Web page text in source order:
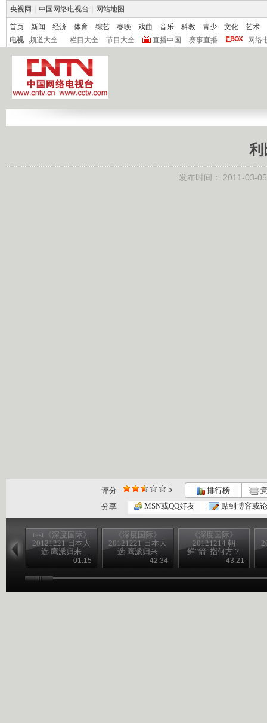
央视网 中国网络电视台 网站地图
首页 新闻 经济 体育 综艺 春晚 戏曲 音乐 科教 青少 文化
艺术
电视
频道大全 栏目大全 节目大全 直播中国 赛事直播 网络
利
发布时间： 2011-03-
评分 5 排行榜
分享
MSN或QQ好友 贴到博客或
test《深度国际》
20121221 日本大
选 鹰派归来
01:15
《深度国际》
20121221 日本大
选 鹰派归来
42:34
《深度国际》
20121214 朝
鲜“箭”指何方？
43:21